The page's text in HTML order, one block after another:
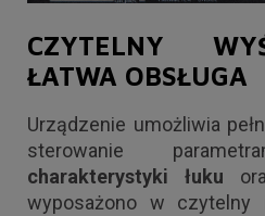
CZYTELNY
ŁATWA OBSŁUGA
Urządzenie umożliwia
sterowanie
charakterystyki łuku
wyposażono w